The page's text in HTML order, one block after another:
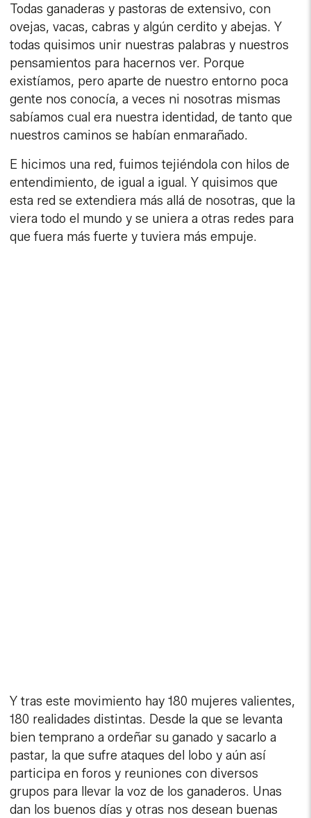
Todas ganaderas y pastoras de extensivo, con
ovejas, vacas, cabras y algún cerdito y abejas. Y
todas quisimos unir nuestras palabras y nuestros
pensamientos para hacernos ver. Porque
existíamos, pero aparte de nuestro entorno poca
gente nos conocía, a veces ni nosotras mismas
sabíamos cual era nuestra identidad, de tanto que
nuestros caminos se habían enmarañado.
E hicimos una red, fuimos tejiéndola con hilos de
entendimiento, de igual a igual. Y quisimos que
esta red se extendiera más allá de nosotras, que la
viera todo el mundo y se uniera a otras redes para
que fuera más fuerte y tuviera más empuje.
Y tras este movimiento hay 180 mujeres valientes,
180 realidades distintas. Desde la que se levanta
bien temprano a ordeñar su ganado y sacarlo a
pastar, la que sufre ataques del lobo y aún así
participa en foros y reuniones con diversos
grupos para llevar la voz de los ganaderos. Unas
dan los buenos días y otras nos desean buenas